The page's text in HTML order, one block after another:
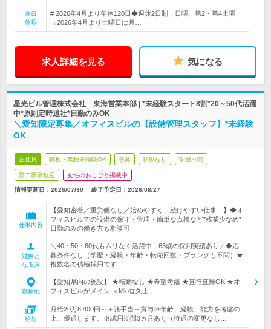
休日
休暇
# 2026年4月より年休120日◆週休2日制 日曜、第2・第4土曜
→2026年4月より土曜日は月…
求人詳細を見る 気になる
星光ビル管理株式会社 東海営業本部 | *未経験スタート8割*20～50代活躍
中*原則定時退社*日勤のみOK
＼愛知限定募集／オフィスビルの【設備管理スタッフ】*未経験
OK
正社員 職種・業種未経験OK 急募 転勤なし 学歴不問
第二新卒歓迎 女性のおしごと掲載中
情報更新日：2026/07/30 終了予定日： 2026/08/27
仕事内容
【愛知密着／重労働なし／始めやすく、続けやすい仕事！】◆オ
フィスビルでの設備の保守・管理・簡単な点検など*残業少なめ*
日勤のみの働き方も相談可
対象と
なる方
＼40・50・60代もムリなく活躍中！63歳の採用実績あり／◆応
募条件なし（学歴・経験・年齢・転職回数・ブランクも不問）★
複数名の積極採用です！
勤務地
【愛知県内の施設】 ★転勤なし ★希望考慮 ★直行直帰OK ★オ
フィスビルがメイン ＜Mio香久山…
給与
月給20万8,400円～＋諸手当＋賞与※年齢、経験、能力を考慮の
上、優遇します。※試用期間3ヵ月あり（待遇の変更なし…